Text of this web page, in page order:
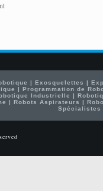
| Exosquelettes |
|Programmation de
Industrielle |
| Robots Aspirateurs |
Spécialistes